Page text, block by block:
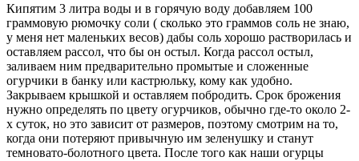
Кипятим 3 литра воды и в горячую воду добавляем 100
граммовую рюмочку соли ( сколько это граммов соль не знаю,
у меня нет маленьких весов) дабы соль хорошо растворилась и
оставляем рассол, что бы он остыл. Когда рассол остыл,
заливаем ним предварительно промытые и сложенные
огурчики в банку или кастрюльку, кому как удобно.
Закрываем крышкой и оставляем побродить. Срок брожения
нужно определять по цвету огурчиков, обычно где-то около 2-
х суток, но это зависит от размеров, поэтому смотрим на то,
когда они потеряют привычную им зеленушку и станут
темновато-болотного цвета. После того как наши огурцы